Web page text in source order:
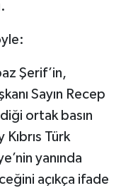
Şerif’in,
Sayın Recep
ortak basın
Kıbrıs Türk
yanında
açıkça ifade